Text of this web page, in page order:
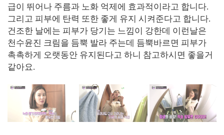
급이 뛰어나 주름과 노화 억제에 효과적이라고 합니다.
그리고 피부에 탄력 또한 좋게 유지 시켜준다고 합니다.
건조한 날에는 피부가 당기는 느낌이 강한데 이런날은
천수윤진 크림을 듬뿍 발라 주는데 듬뿍바르면 피부가
촉촉하게 오랫동안 유지된다고 하니 참고하시면 좋을거
같아요.